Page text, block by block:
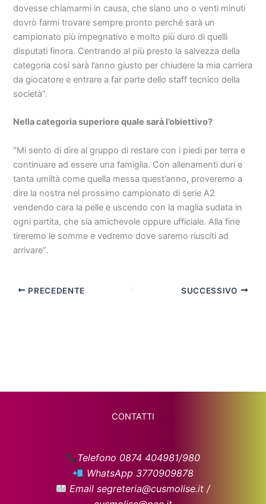
dovesse chiamarmi in causa, che siano uno o venti minuti
dovrò farmi trovare sempre pronto perché sarà un
campionato più impegnativo e molto più duro di quelli
disputati finora. Centrando al più presto la salvezza della
categoria così sarà l’anno giusto per chiudere la mia carriera
da giocatore e entrare a far parte dello staff tecnico della
società”.
Nella categoria superiore quale sarà l’obiettivo?
“Mi sento di dire al gruppo di restare con i piedi per terra e
continuare ad essere una famiglia. Con allenamenti duri e
tanta umiltà come quella messa quest’anno, proveremo a
dire la nostra nel prossimo campionato di serie A2
vendendo cara la pelle e uscendo con la maglia sudata in
ogni partita, che sia amichevole oppure ufficiale. Alla fine
tireremo le somme e vedremo dove saremo riusciti ad
arrivare”.
PRECEDENTE SUCCESSIVO
CONTATTI
Telefono 0874 404981/980
WhatsApp 3770909878
Email segreteria@cusmolise.it /